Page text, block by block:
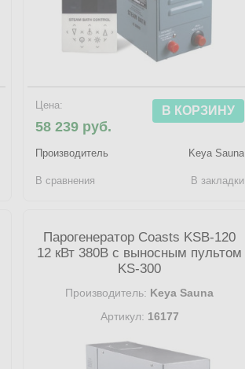
Цена:
58 239 руб.
В КОРЗИНУ
Производитель Keya Sauna
В сравнения В закладки
Парогенератор Coasts KSB-120
12 кВт 380В с выносным пультом
KS-300
Производитель: Keya Sauna
Артикул: 16177